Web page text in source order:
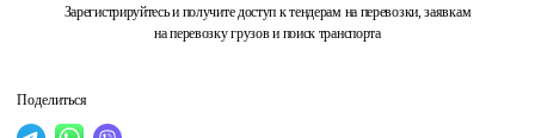
Зарегистрируйтесь и получите доступ к тендерам на перевозки, заявкам
на перевозку грузов и поиск транспорта
Поделиться